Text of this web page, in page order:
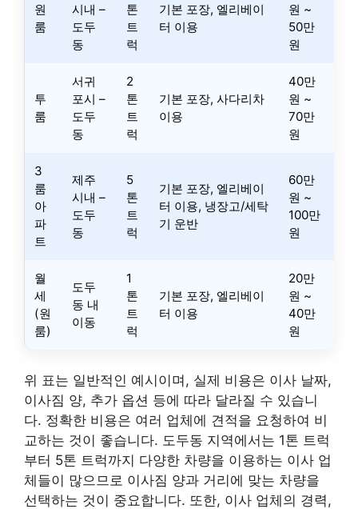
원
룸
시내 –
도두
동
톤
트
럭
기본 포장, 엘리베이
터 이용
원 ~
50만
원
투
룸
서귀
포시 –
도두
동
2
톤
트
럭
기본 포장, 사다리차
이용
40만
원 ~
70만
원
3
룸
아
파
트
제주
시내 –
도두
동
5
톤
트
럭
기본 포장, 엘리베이
터 이용, 냉장고/세탁
기 운반
60만
원 ~
100만
원
월
세
(원
룸)
도두
동 내
이동
1
톤
트
럭
기본 포장, 엘리베이
터 이용
20만
원 ~
40만
원
위 표는 일반적인 예시이며, 실제 비용은 이사 날짜,
이사짐 양, 추가 옵션 등에 따라 달라질 수 있습니
다. 정확한 비용은 여러 업체에 견적을 요청하여 비
교하는 것이 좋습니다. 도두동 지역에서는 1톤 트럭
부터 5톤 트럭까지 다양한 차량을 이용하는 이사 업
체들이 많으므로 이사짐 양과 거리에 맞는 차량을
선택하는 것이 중요합니다. 또한, 이사 업체의 경력,